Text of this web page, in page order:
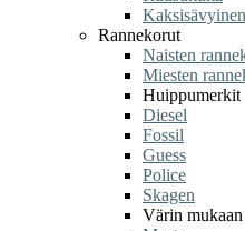
Kaksisävyinen
Rannekorut
Naisten
Miesten
Huippumerkit
Diesel
Fossil
Guess
Police
Skagen
Värin mukaan